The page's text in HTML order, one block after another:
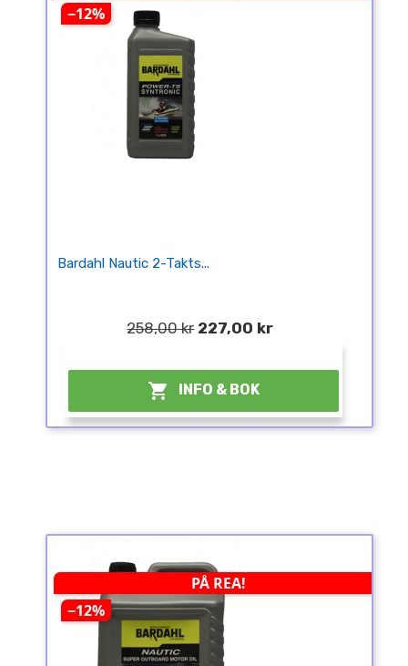
−12%
Bardahl Nautic 2-Takts...
258,00 kr 227,00 kr
 INFO & BOK
PÅ REA!
−12%